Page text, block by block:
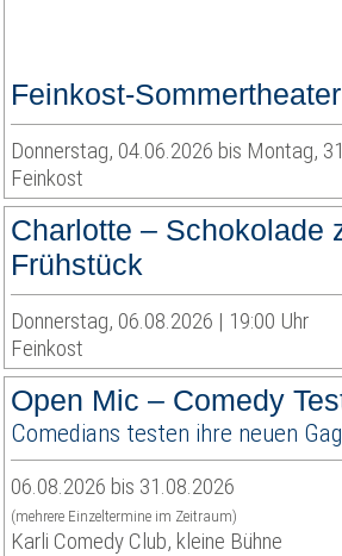
Feinkost-Sommertheater
Donnerstag, 04.06.2026 bis Montag,
Feinkost
Charlotte – Schokolade
Frühstück
Donnerstag, 06.08.2026 | 19:00 Uhr
Feinkost
Open Mic – Comedy
Comedians testen ihre neuen
06.08.2026 bis 31.08.2026
(mehrere Einzeltermine im Zeitraum)
Karli Comedy Club, kleine Bühne